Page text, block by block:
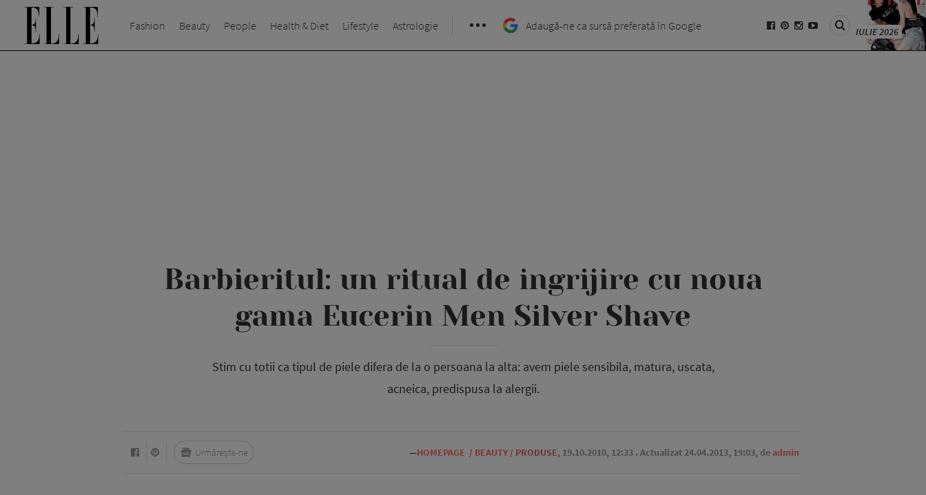
Fashion Beauty People Health & Diet Lifestyle Astrologie Adaugă-ne ca sursă preferată în Google IULIE 2026
Barbieritul: un ritual de ingrijire cu noua
gama Eucerin Men Silver Shave
Stim cu totii ca tipul de piele difera de la o persoana la alta: avem piele sensibila, matura, uscata,
acneica, predispusa la alergii.
—HOMEPAGE / BEAUTY / PRODUSE, 19.10.2010, 12:33 . Actualizat 24.04.2013, 19:03, de admin
Urmărește-ne